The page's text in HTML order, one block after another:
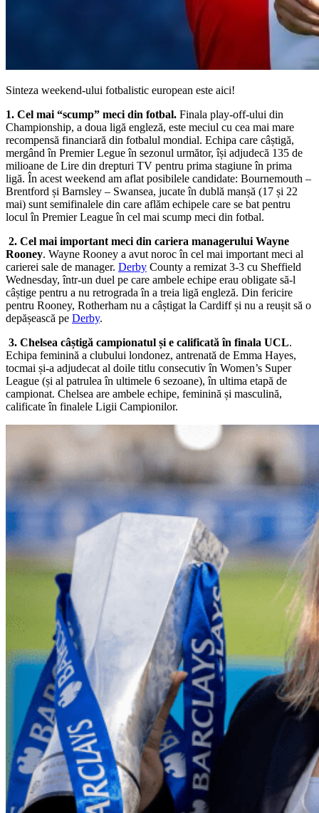
Sinteza weekend-ului fotbalistic european este aici!
1. Cel mai “scump” meci din fotbal. Finala play-off-ului din
Championship, a doua ligă engleză, este meciul cu cea mai mare
recompensă financiară din fotbalul mondial. Echipa care câștigă,
mergând în Premier Legue în sezonul următor, își adjudecă 135 de
milioane de Lire din drepturi TV pentru prima stagiune în prima
ligă. În acest weekend am aflat posibilele candidate: Bournemouth –
Brentford și Barnsley – Swansea, jucate în dublă manșă (17 și 22
mai) sunt semifinalele din care aflăm echipele care se bat pentru
locul în Premier League în cel mai scump meci din fotbal.
2. Cel mai important meci din cariera managerului Wayne
Rooney. Wayne Rooney a avut noroc în cel mai important meci al
carierei sale de manager. Derby County a remizat 3-3 cu Sheffield
Wednesday, într-un duel pe care ambele echipe erau obligate să-l
câștige pentru a nu retrograda în a treia ligă engleză. Din fericire
pentru Rooney, Rotherham nu a câștigat la Cardiff și nu a reușit să o
depășească pe Derby.
3. Chelsea câștigă campionatul și e calificată în finala UCL.
Echipa feminină a clubului londonez, antrenată de Emma Hayes,
tocmai și-a adjudecat al doile titlu consecutiv în Women’s Super
League (și al patrulea în ultimele 6 sezoane), în ultima etapă de
campionat. Chelsea are ambele echipe, feminină și masculină,
calificate în finalele Ligii Campionilor.